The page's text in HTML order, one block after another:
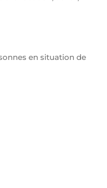
en situation de